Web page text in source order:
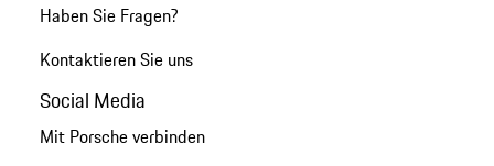
Haben Sie Fragen?
Kontaktieren Sie uns
Social Media
Mit Porsche verbinden